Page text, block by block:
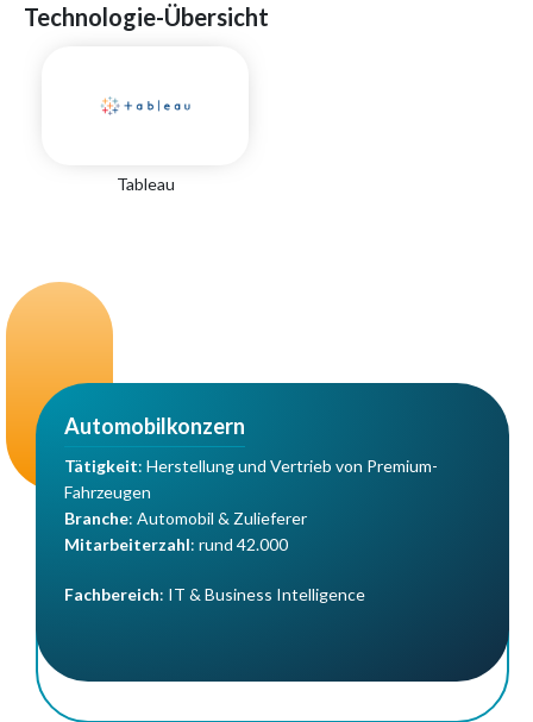
Automobilkonzern
Tätigkeit: Herstellung und Vertrieb von Premium-
Fahrzeugen
Branche: Automobil & Zulieferer
Mitarbeiterzahl: rund 42.000
Fachbereich: IT & Business Intelligence
Technologie-Übersicht
Tableau